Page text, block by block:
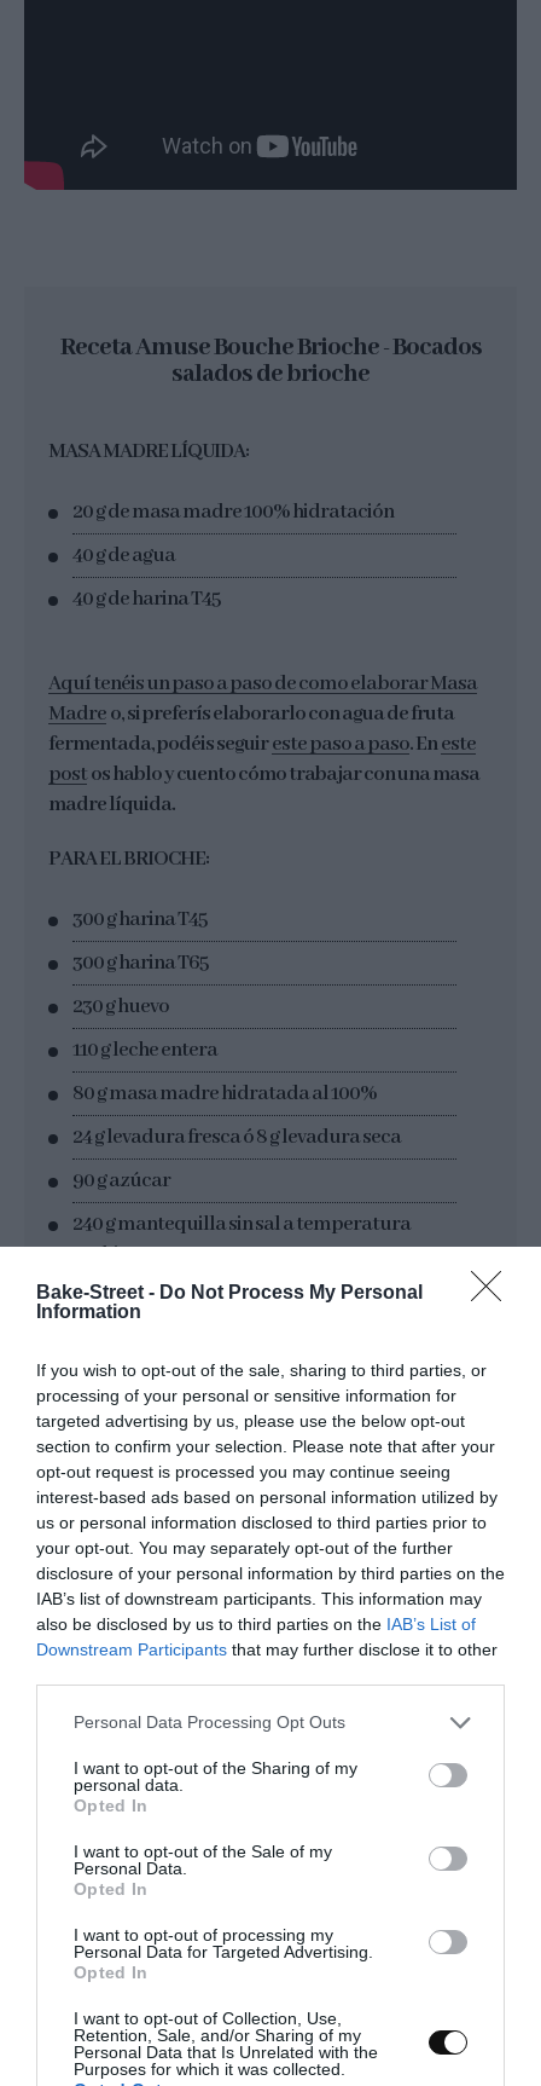
Bake-Street - Do Not Process My Personal
Information
If you wish to opt-out of the sale, sharing to third parties, or
processing of your personal or sensitive information for
targeted advertising by us, please use the below opt-out
section to confirm your selection. Please note that after your
opt-out request is processed you may continue seeing
interest-based ads based on personal information utilized by
us or personal information disclosed to third parties prior to
your opt-out. You may separately opt-out of the further
disclosure of your personal information by third parties on the
IAB’s list of downstream participants. This information may
also be disclosed by us to third parties on the IAB’s List of
Downstream Participants that may further disclose it to other
Please note that this website/app uses one or more Google
not limited to your visit or usage behaviour. You may click to
grant or deny consent to Google and its third-party tags to
use your data for below specified purposes in below Google
consent section.
Personal Data Processing Opt Outs
I want to opt-out of the Sharing of my
personal data.
Opted In
I want to opt-out of the Sale of my
Personal Data.
Opted In
I want to opt-out of processing my
Personal Data for Targeted Advertising.
Opted In
I want to opt-out of Collection, Use,
Retention, Sale, and/or Sharing of my
Personal Data that Is Unrelated with the
Purposes for which it was collected.
Receta Amuse Bouche Brioche - Bocados
salados de brioche
MASA MADRE LÍQUIDA:
20 g de masa madre 100% hidratación
40 g de agua
40 g de harina T45
Aquí tenéis un paso a paso de como elaborar Masa
Madreo, si preferís elaborarlo con agua de fruta
fermentada, podéis seguireste paso a paso. Eneste
postos hablo y cuento cómo trabajar con una masa
madre líquida.
PARA EL BRIOCHE:
300 g harina T45
300 g harina T65
230 g huevo
110 g leche entera
80 g masa madre hidratada al 100%
24 g levadura fresca ó 8 g levadura seca
90 g azúcar
240 g mantequilla sin sal a temperatura
ambiente
12 g sal
sésamo
PARA EL RELLENO:
tomate fresco
mozzarella fresca
hojas de albahaca
pepinillos encurtidos con especias
mostaza de Dijon
mortadela de Bologna
ramitas de tomillo fresco
pimienta negra recién molida
aceite de oliva
MATERIAL UTILIZADO Y VISIBLE EN EL VÍDEO:
amasadora
rasqueta